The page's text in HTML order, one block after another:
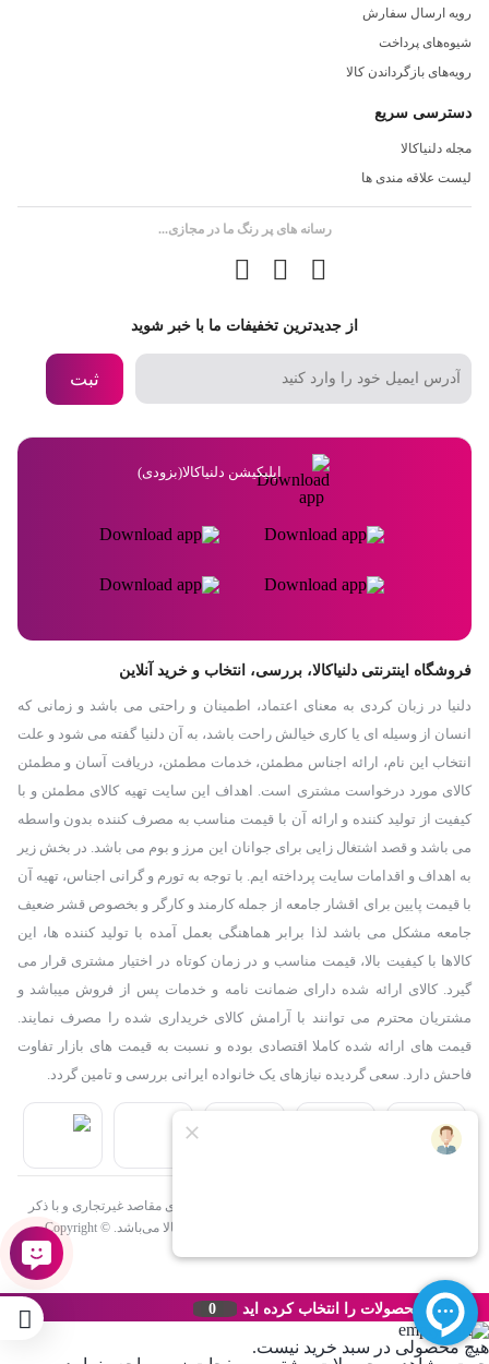
رویه ارسال سفارش
شیوه‌های پرداخت
رویه‌های بازگرداندن کالا
دسترسی سریع
مجله دلنیاکالا
لیست علاقه مندی ها
رسانه های پر رنگ ما در مجازی...
از جدیدترین تخفیفات ما با خبر شوید
ثبت
اپلیکیشن دلنیاکالا(بزودی)
فروشگاه اینترنتی دلنیاکالا، بررسی، انتخاب و خرید آنلاین
دلنیا در زبان کردی به معنای اعتماد، اطمینان و راحتی می باشد و زمانی که
انسان از وسیله ای یا کاری خیالش راحت باشد، به آن دلنیا گفته می شود و علت
انتخاب این نام، ارائه اجناس مطمئن، خدمات مطمئن، دریافت آسان و مطمئن
کالای مورد درخواست مشتری است. اهداف این سایت تهیه کالای مطمئن و با
کیفیت از تولید کننده و ارائه آن با قیمت مناسب به مصرف کننده بدون واسطه
می باشد و قصد اشتغال زایی برای جوانان این مرز و بوم می باشد. در بخش زیر
به اهداف و اقدامات سایت پرداخته ایم. با توجه به تورم و گرانی اجناس، تهیه آن
با قیمت پایین برای اقشار جامعه از جمله کارمند و کارگر و بخصوص قشر ضعیف
جامعه مشکل می باشد لذا برابر هماهنگی بعمل آمده با تولید کننده ها، این
کالاها با کیفیت بالا، قیمت مناسب و در زمان کوتاه در اختیار مشتری قرار می
گیرد. کالای ارائه شده دارای ضمانت نامه و خدمات پس از فروش میباشد و
مشتریان محترم می توانند با آرامش کالای خریداری شده را مصرف نمایند.
قیمت های ارائه شده کاملا اقتصادی بوده و نسبت به قیمت های بازار تفاوت
فاحش دارد. سعی گردیده نیازهای یک خانواده ایرانی بررسی و تامین گردد.
استفاده از مطالب فروشگاه اینترنتی دلنیاکالا فقط برای مقاصد غیرتجاری و با ذکر
منبع بلامانع است. کلیه حقوق این سایت متعلق به دلنیاکالا می‌باشد. Copyright ©
شما این محصولات را انتخاب کرده اید 0
هیچ محصولی در سبد خرید نیست.